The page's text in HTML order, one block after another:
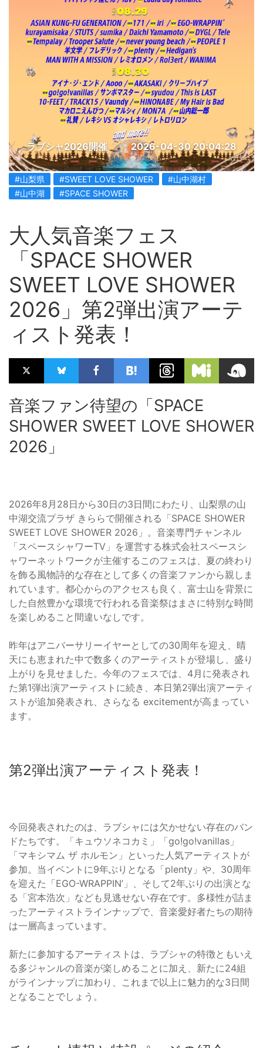
ラブシャ2026開催 2026-04-30 20:04:28
#山梨県 #SWEET LOVE SHOWER
#山中湖村
#山中湖
#SPACE SHOWER
大人気音楽フェス
「SPACE SHOWER
SWEET LOVE SHOWER
2026」第2弾出演アーテ
ィスト発表！
音楽ファン待望の「SPACE
SHOWER SWEET LOVE SHOWER
2026」
2026年8月28日から30日の3日間にわたり、山梨県の山
中湖交流プラザ きららで開催される「SPACE SHOWER
SWEET LOVE SHOWER 2026」。音楽専門チャンネル
「スペースシャワーTV」を運営する株式会社スペースシ
ャワーネットワークが主催するこのフェスは、夏の終わり
を飾る風物詩的な存在として多くの音楽ファンから親しま
れています。都心からのアクセスも良く、富士山を背景に
した自然豊かな環境で行われる音楽祭はまさに特別な時間
を楽しめること間違いなしです。
昨年はアニバーサリーイヤーとしての30周年を迎え、晴
天にも恵まれた中で数多くのアーティストが登場し、盛り
上がりを見せました。今年のフェスでは、4月に発表され
た第1弾出演アーティストに続き、本日第2弾出演アーティ
ストが追加発表され、さらなる excitementが高まってい
ます。
第2弾出演アーティスト発表！
今回発表されたのは、ラブシャには欠かせない存在のバン
ドたちです。「キュウソネコカミ」「go!go!vanillas」
「マキシマム ザ ホルモン」といった人気アーティストが
参加。当イベントに9年ぶりとなる「plenty」や、30周年
を迎えた「EGO-WRAPPIN’」、そして2年ぶりの出演とな
る「宮本浩次」なども見逃せない存在です。多様性が詰ま
ったアーティストラインナップで、音楽愛好者たちの期待
は一層高まっています。
新たに参加するアーティストは、ラブシャの特徴ともいえ
る多ジャンルの音楽が楽しめることに加え、新たに24組
がラインナップに加わり、これまで以上に魅力的な3日間
となることでしょう。